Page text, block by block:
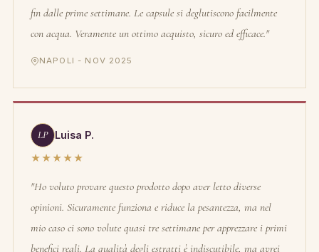
fin dalle prime settimane. Le capsule si deglutiscono facilmente
con acqua. Veramente un ottimo acquisto, sicuro ed efficace."
NAPOLI - NOV 2025
LP Luisa P.
★★★★★
"Ho voluto provare questo prodotto dopo aver letto diverse
opinioni. Sicuramente funziona e riduce la pesantezza, ma nel
mio caso ci sono volute quasi tre settimane per apprezzare i primi
benefici reali. La qualità degli estratti è indiscutibile, ma avrei